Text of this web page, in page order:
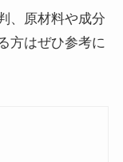
、原材料や成分
方はぜひ参考に